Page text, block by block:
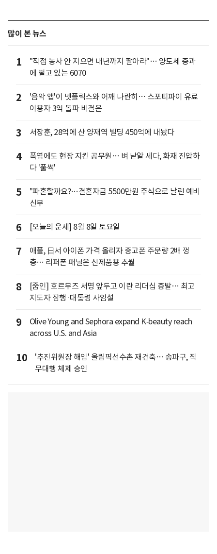
많이 본 뉴스
1
"직접 농사 안 지으면 내년까지 팔아라"… 양도세 중과
에 떨고 있는 6070
2
'음악 앱'이 넷플릭스와 어깨 나란히… 스포티파이 유료
이용자 3억 돌파 비결은
3 서장훈, 28억에 산 양재역 빌딩 450억에 내놨다
4
폭염에도 현장 지킨 공무원… 벼 낱알 세다, 화재 진압하
다 '풀썩'
5
"파혼할까요?…결혼자금 5500만원 주식으로 날린 예비
신부
6 [오늘의 운세] 8월 8일 토요일
7
애플, 日서 아이폰 가격 올리자 중고폰 주문량 2배 껑
충… 리퍼폰 패널은 신제품용 추월
8
[줌인] 호르무즈 서명 앞두고 이란 리더십 증발… 최고
지도자 잠행·대통령 사임설
9
Olive Young and Sephora expand K‑beauty reach
across U.S. and Asia
10
'추진위원장 해임' 올림픽선수촌 재건축… 송파구, 직
무대행 체제 승인